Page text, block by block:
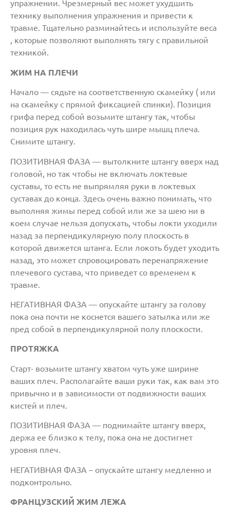
упражнении. Чрезмерный вес может ухудшить
технику выполнения упражнения и привести к
травме. Тщательно разминайтесь и используйте веса
, которые позволяют выполнять тягу с правильной
техникой.
ЖИМ НА ПЛЕЧИ
Начало — сядьте на соответственную скамейку ( или
на скамейку с прямой фиксацией спинки). Позиция
грифа перед собой возьмите штангу так, чтобы
позиция рук находилась чуть шире мышц плеча.
Снимите штангу.
ПОЗИТИВНАЯ ФАЗА — вытолкните штангу вверх над
головой, но так чтобы не включать локтевые
суставы, то есть не выпрямляя руки в локтевых
суставах до конца. Здесь очень важно понимать, что
выполняя жимы перед собой или же за шею ни в
коем случае нельзя допускать, чтобы локти уходили
назад за перпендикулярную полу плоскость в
которой движется штанга. Если локоть будет уходить
назад, это может спровоцировать перенапряжение
плечевого сустава, что приведет со временем к
травме.
НЕГАТИВНАЯ ФАЗА — опускайте штангу за голову
пока она почти не коснется вашего затылка или же
пред собой в перпендикулярной полу плоскости.
ПРОТЯЖКА
Старт- возьмите штангу хватом чуть уже ширине
ваших плеч. Располагайте ваши руки так, как вам это
привычно и в зависимости от подвижности ваших
кистей и плеч.
ПОЗИТИВНАЯ ФАЗА — поднимайте штангу вверх,
держа ее близко к телу, пока она не достигнет
уровня плеч.
НЕГАТИВНАЯ ФАЗА – опускайте штангу медленно и
подконтрольно.
ФРАНЦУЗСКИЙ ЖИМ ЛЕЖА